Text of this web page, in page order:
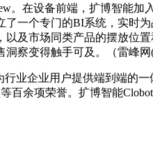
。在设备前端，扩博智能
一个专门的BI系统，实时
及市场同类产品的摆放位
察变得触手可及。（雷峰网
企业用户提供端到端的一
百余项荣誉。扩博智能